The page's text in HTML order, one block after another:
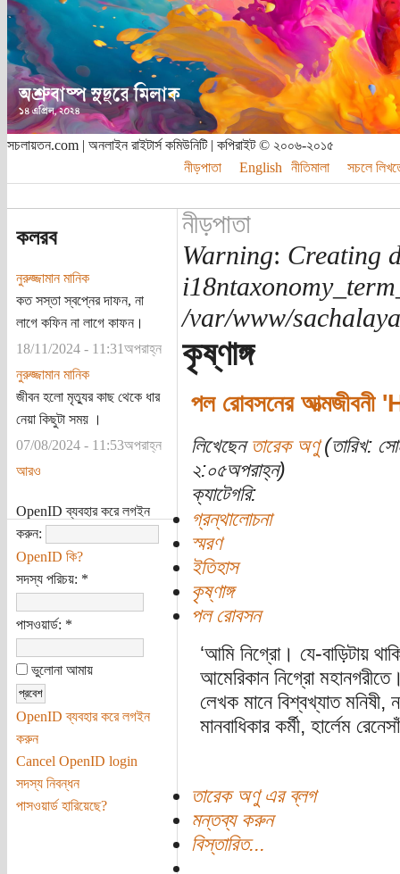
সচলায়তন.com | অনলাইন রাইটার্স কমিউনিটি | কপিরাইট © ২০০৬-২০১৫
নীড়পাতা
English নীতিমালা সচলে
কলরব
নুরুজ্জামান মানিক
কত সস্তা স্বপ্নের দাফন, না
লাগে কফিন না লাগে কাফন।
18/11/2024 - 11:31অপরাহ্ন
নুরুজ্জামান মানিক
জীবন হলো মৃত্যুর কাছ থেকে ধার
নেয়া কিছুটা সময় ।
07/08/2024 - 11:53অপরাহ্ন
আরও
OpenID ব্যবহার করে লগইন
করুন:
OpenID কি?
সদস্য পরিচয়: *
পাসওয়ার্ড: *
ভুলোনা আমায়
OpenID ব্যবহার করে লগইন
করুন
Cancel OpenID login
সদস্য নিবন্ধন
পাসওয়ার্ড হারিয়েছে?
নীড়পাতা
Warning: Creating
/var/www/
কৃষ্ণাঙ্গ
পল রোবসনের
লিখেছেন তারেক অণু(তারিখ:
২:০৫অপরাহ্ন)
ক্যাটেগরি:
গ্রন্থালোচনা
স্মরণ
ইতিহাস
কৃষ্ণাঙ্গ
পল রোবসন
‘আমি নিগ্রো। যে-বাড়িটায়
আমেরিকান নিগ্রো
লেখক মানে বিশ্বখ্যাত মনিষী,
মানবাধিকার কর্মী, হার্লেম
তারেক অণু এর ব্লগ
মন্তব্য করুন
বিস্তারিত...